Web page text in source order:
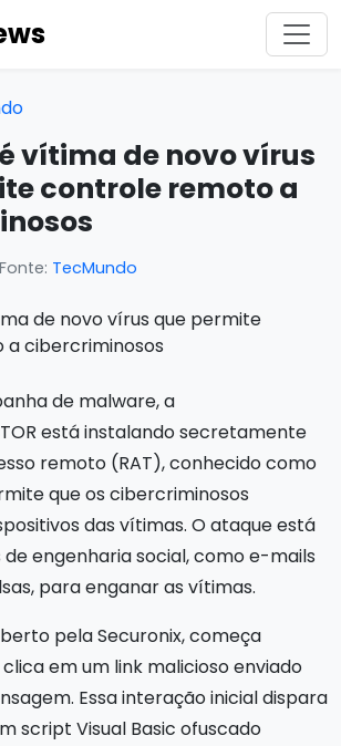
vítima de novo vírus
controle remoto a
Fonte: TecMundo
de malware, a
está instalando secretamente
remoto (RAT), conhecido como
que os cibercriminosos
das vítimas. O ataque está
engenharia social, como e-mails
para enganar as vítimas.
pela Securonix, começa
em um link malicioso enviado
Essa interação inicial dispara
script Visual Basic ofuscado